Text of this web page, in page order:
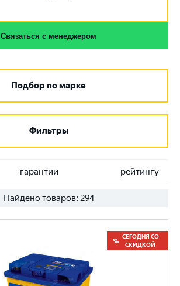
Связаться с менеджером
Подбор по марке
Фильтры
гарантии рейтингу
Найдено товаров: 294
СЕГОДНЯ СО
СКИДКОЙ